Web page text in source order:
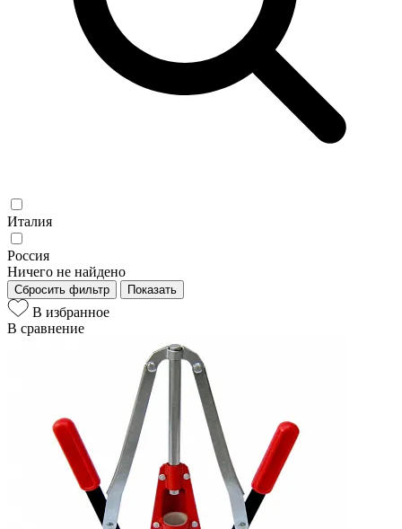
Италия
Россия
Ничего не найдено
Сбросить фильтр Показать
В избранное
В сравнение